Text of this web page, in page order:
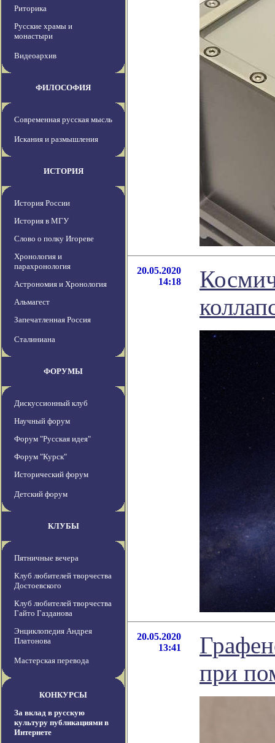
Риторика
Русские храмы и
монастыри
Видеоархив
ФИЛОСОФИЯ
Современная русская мысль
Искания и размышления
ИСТОРИЯ
История России
История в МГУ
Слово о полку Игореве
Хронология и
парахронология
Астрономия и Хронология
Альмагест
Запечатленная Россия
Сталиниана
ФОРУМЫ
Дискуссионный клуб
Научный форум
Форум "Русская идея"
Форум "Курск"
Исторический форум
Детский форум
КЛУБЫ
Пятничные вечера
Клуб любителей творчества
Достоевского
Клуб любителей творчества
Гайто Газданова
Энциклопедия Андрея
Платонова
Мастерская перевода
КОНКУРСЫ
За вклад в русскую
культуру публикациями в
Интернете
20.05.2020
14:18
20.05.2020
13:41
при